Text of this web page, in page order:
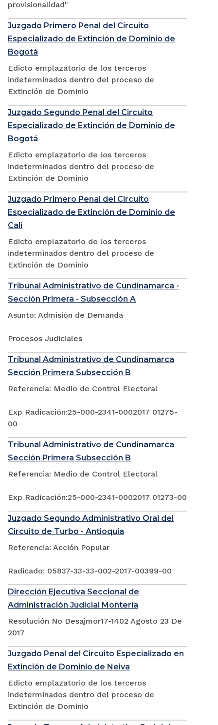
provisionalidad"
Juzgado Primero Penal del Circuito
Especializado de Extinción de Dominio de
Bogotá
Edicto emplazatorio de los terceros
indeterminados dentro del proceso de
Extinción de Dominio
Juzgado Segundo Penal del Circuito
Especializado de Extinción de Dominio de
Bogotá
Edicto emplazatorio de los terceros
indeterminados dentro del proceso de
Extinción de Dominio
Juzgado Primero Penal del Circuito
Especializado de Extinción de Dominio de
Cali
Edicto emplazatorio de los terceros
indeterminados dentro del proceso de
Extinción de Dominio
Tribunal Administrativo de Cundinamarca -
Sección Primera - Subsección A
Asunto: Admisión de Demanda
Procesos Judiciales
Tribunal Administrativo de Cundinamarca
Sección Primera Subsección B
Referencia: Medio de Control Electoral
Exp Radicación:25-000-2341-0002017 01275-
00
Tribunal Administrativo de Cundinamarca
Sección Primera Subsección B
Referencia: Medio de Control Electoral
Exp Radicación:25-000-2341-0002017 01273-00
Juzgado Segundo Administrativo Oral del
Circuito de Turbo - Antioquia
Referencia: Acción Popular
Radicado: 05837-33-33-002-2017-00399-00
Dirección Ejecutiva Seccional de
Administración Judicial Montería
Resolución No Desajmor17-1402 Agosto 23 De
2017
Juzgado Penal del Circuito Especializado en
Extinción de Dominio de Neiva
Edicto emplazatorio de los terceros
indeterminados dentro del proceso de
Extinción de Dominio